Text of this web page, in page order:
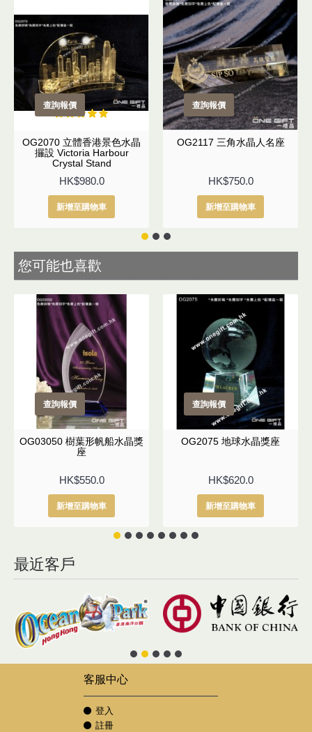
OG2070 立體香港景色水晶
攞設 Victoria Harbour
Crystal Stand
HK$980.0
新增至購物車
查詢報價
OG2117 三角水晶人名座
HK$750.0
新增至購物車
查詢報價
您可能也喜歡
OG03050 樹葉形帆船水晶獎
座
HK$550.0
新增至購物車
查詢報價
OG2075 地球水晶獎座
HK$620.0
新增至購物車
查詢報價
最近客戶
客服中心
登入
註冊